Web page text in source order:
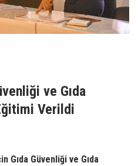
ve Gıda
Verildi
Gıda Güvenliği ve Gıda